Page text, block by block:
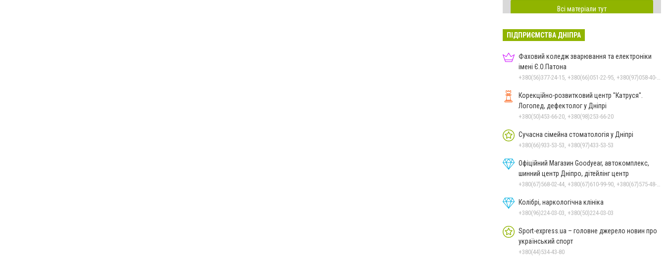
Всі матеріали тут
ПІДПРИЄМСТВА ДНІПРА
Фаховий коледж зварювання та електроніки
імені Є.О.Патона
Корекційно-розвитковий центр "Катруся".
Логопед, дефектолог у Дніпрі
+380(50)453-66-20, +380(98)253-66-20
Сучасна сімейна стоматологія у Дніпрі
+380(66)933-53-53, +380(97)433-53-53
Офіційний Магазин Goodyear, автокомплекс,
шинний центр Дніпро, дітейлінг центр
Колібрі, наркологічна клініка
+380(96)224-03-03, +380(50)224-03-03
Sport-express.ua – головне джерело новин про
український спорт
+380(44)534-43-80